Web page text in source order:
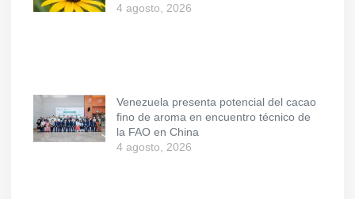
4 agosto, 2026
Venezuela presenta potencial del cacao
fino de aroma en encuentro técnico de
la FAO en China
4 agosto, 2026